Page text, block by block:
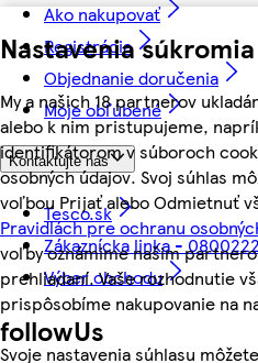
Nastavenia súkromia
My a našich 18 partnerov
alebo k nim pristupujeme,
identifikátorom v súboroch
osobných údajov. Svoj súhlas
voľbou Prijať alebo Odmietnuť
Pravidlách pre ochranu
voľby oznámime našim
prehliadaní. Vaše rozhodnutie
prispôsobíme nakupovanie na
Svoje nastavenia súhlasu
Ako nakupovať
Registrácia
Objednanie doručenia
Moje obľúbené
Kontaktujte nás
Tesco.sk
Zákaznícka linka -
Výber obchodu
followUs